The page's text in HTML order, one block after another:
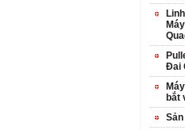
Đai
bắt